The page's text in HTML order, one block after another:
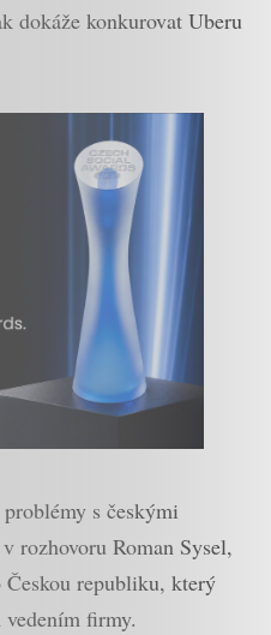
dokáže konkurovat Uberu
s českými
rozhovoru Roman Sysel,
republiku, který
firmy.